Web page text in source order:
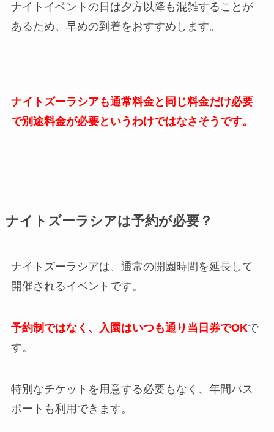
ナイトイベントの日は夕方以降も混雑することが
あるため、早めの到着をおすすめします。
ナイトズーラシアも通常料金と同じ料金だけ必要
で別途料金が必要というわけではなさそうです。
ナイトズーラシアは予約が必要？
ナイトズーラシアは、通常の開園時間を延長して
開催されるイベントです。
予約制ではなく、入園はいつも通り当日券でOKで
す。
特別なチケットを用意する必要もなく、年間パス
ポートも利用できます。